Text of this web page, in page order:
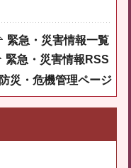
緊急・災害情報一覧
緊急・災害情報RSS
防災・危機管理ページ